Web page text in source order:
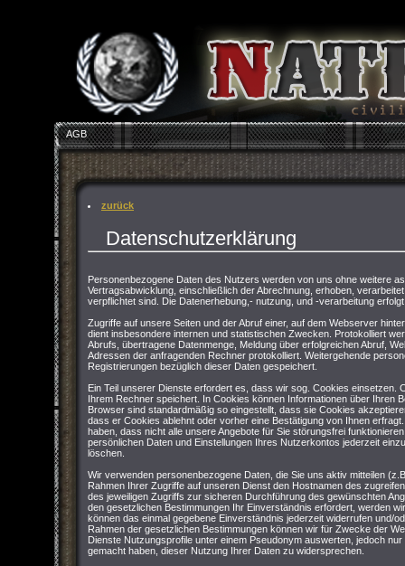
AGB
zurück
Datenschutzerklärung
Personenbezogene Daten des Nutzers werden von uns ohne weitere
Vertragsabwicklung, einschließlich der Abrechnung, erhoben,
verpflichtet sind. Die Datenerhebung,- nutzung, und -verarbeitung
Zugriffe auf unsere Seiten und der Abruf einer, auf dem Webserver
dient insbesondere internen und statistischen Zwecken. Protokolliert
Abrufs, übertragene Datenmenge, Meldung über erfolgreichen Abruf,
Adressen der anfragenden Rechner protokolliert. Weitergehende
Registrierungen bezüglich dieser Daten gespeichert.
Ein Teil unserer Dienste erfordert es, dass wir sog. Cookies einsetzen.
Ihrem Rechner speichert. In Cookies können Informationen über Ihren
Browser sind standardmäßig so eingestellt, dass sie Cookies
dass er Cookies ablehnt oder vorher eine Bestätigung von Ihnen
haben, dass nicht alle unsere Angebote für Sie störungsfrei
persönlichen Daten und Einstellungen Ihres Nutzerkontos jederzeit
löschen.
Wir verwenden personenbezogene Daten, die Sie uns aktiv mitteilen
Rahmen Ihrer Zugriffe auf unseren Dienst den Hostnamen des
des jeweiligen Zugriffs zur sicheren Durchführung des gewünschten
den gesetzlichen Bestimmungen Ihr Einverständnis erfordert, werden
können das einmal gegebene Einverständnis jederzeit widerrufen und/
Rahmen der gesetzlichen Bestimmungen können wir für Zwecke der
Dienste Nutzungsprofile unter einem Pseudonym auswerten, jedoch
gemacht haben, dieser Nutzung Ihrer Daten zu widersprechen.